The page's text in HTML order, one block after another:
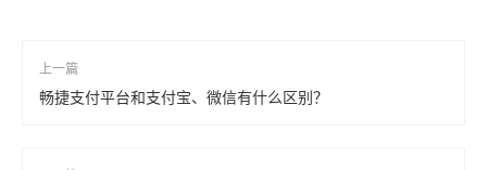
上一篇
畅捷支付平台和支付宝、微信有什么区别？